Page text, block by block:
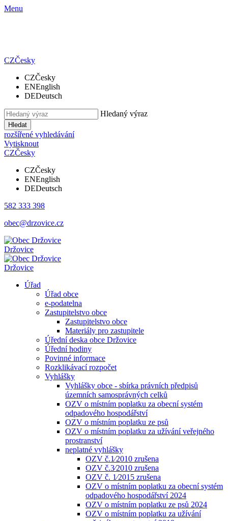
Menu
CZČesky
CZČesky
ENEnglish
DEDeutsch
Hledaný výraz
Hledat
rozšířené vyhledávání
Vytisknout
CZČesky
CZČesky
ENEnglish
DEDeutsch
582 333 398
obec@drzovice.cz
Držovice
Držovice
Úřad
Úřad obce
e-podatelna
Zastupitelstvo obce
Zastupitelstvo obce
Materiály pro zastupitele
Úřední deska obce Držovice
Úřední hodiny
Povinné informace
Rozklikávací rozpočet
Vyhlášky
Vyhlášky obce - sbírka právních předpisů
územních samosprávných celků
OZV o místním poplatku za obecní systém
odpadového hospodářství
OZV o místním poplatku ze psů
OZV o místním poplatku za užívání veřejného
prostranství
neplatné vyhlášky
OZV č.1⁄2010 zrušena
OZV č.3⁄2010 zrušena
OZV č. 1⁄2015 zrušena
OZV o místním poplatku za obecní systém
odpadového hospodářství 2024
OZV o místním poplatku ze psů 2024
OZV o místním poplatku za užívání